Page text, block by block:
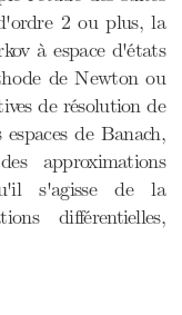
2 ou plus, la
à espace d'états
de Newton ou
de résolution de
de Banach,
approximations
s'agisse de la
différentielles,